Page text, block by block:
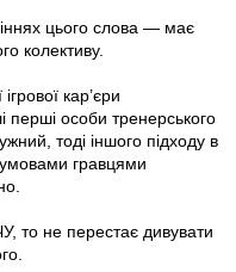
цього слова — має
колективу.
кар’єри
особи тренерського
тоді іншого підходу в
гравцями
то не перестає дивувати